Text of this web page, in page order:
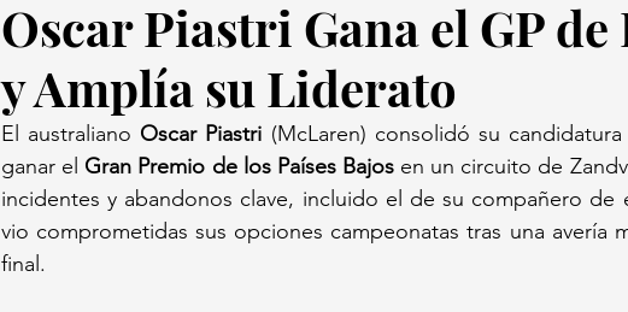
Oscar Piastri Gana el GP de
y Amplía su Liderato
El australiano Oscar Piastri (McLaren) consolidó su
ganar el Gran Premio de los Países Bajos en un circuito de
incidentes y abandonos clave, incluido el de su compañero de
vio comprometidas sus opciones campeonatas tras una avería
final.